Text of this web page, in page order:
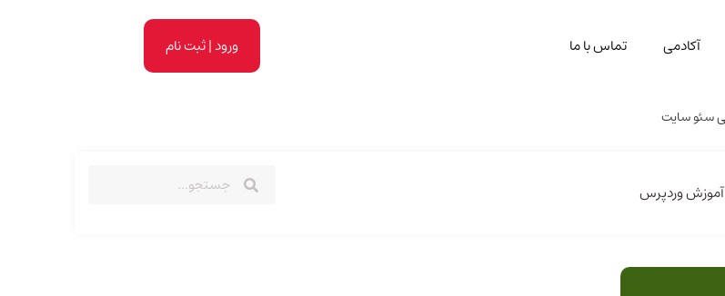
آکادمی تماس با ما ورود | ثبت نام
آموزش وردپرس